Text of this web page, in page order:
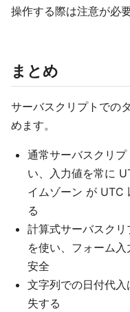
操作する際は注意が必要
まとめ
サーバスクリプトでの
めます。
通常サーバスクリプ
い、入力値を常に
イムゾーン が UTC
る
計算式サーバスクリ
を使い、フォーム
安全
文字列での日付代
失する